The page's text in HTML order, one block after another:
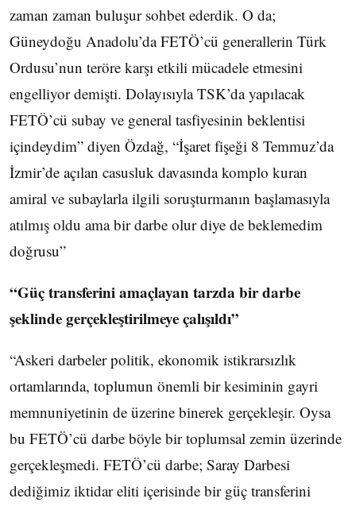
zaman zaman buluşur sohbet ederdik. O da;
Güneydoğu Anadolu’da FETÖ’cü generallerin Türk
Ordusu’nun teröre karşı etkili mücadele etmesini
engelliyor demişti. Dolayısıyla TSK’da yapılacak
FETÖ’cü subay ve general tasfiyesinin beklentisi
içindeydim” diyen Özdağ, “İşaret fişeği 8 Temmuz’da
İzmir’de açılan casusluk davasında komplo kuran
amiral ve subaylarla ilgili soruşturmanın başlamasıyla
atılmış oldu ama bir darbe olur diye de beklemedim
doğrusu”
“Güç transferini amaçlayan tarzda bir darbe
şeklinde gerçekleştirilmeye çalışıldı”
“Askeri darbeler politik, ekonomik istikrarsızlık
ortamlarında, toplumun önemli bir kesiminin gayri
memnuniyetinin de üzerine binerek gerçekleşir. Oysa
bu FETÖ’cü darbe böyle bir toplumsal zemin üzerinde
gerçekleşmedi. FETÖ’cü darbe; Saray Darbesi
dediğimiz iktidar eliti içerisinde bir güç transferini